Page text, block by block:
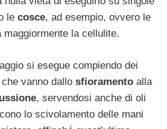
le cosce, ad esempio, ovvero le
la cellulite.
si esegue compiendo dei
vanno dallo sfioramento alla
, servendosi anche di oli
lo scivolamento delle mani